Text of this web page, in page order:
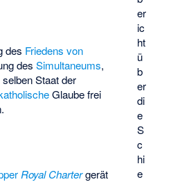
er
ic
ht
ü
b
er
di
e
S
c
hi
e
des Friedens von
des Simultaneums,
Staat der
Glaube frei
Royal Chartergerät